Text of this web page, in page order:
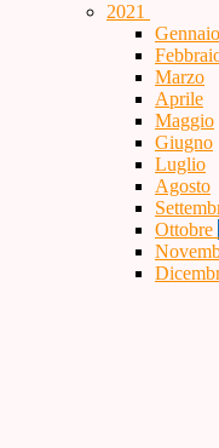
2021
Gennaio
Marzo
Aprile
Maggio
Giugno
Luglio
Agosto
Ottobre